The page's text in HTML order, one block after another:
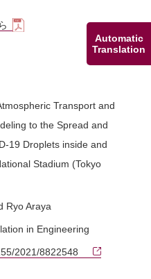
Automatic
Translation
Transport and
to the Spread and
19 Droplets inside and
Stadium (Tokyo
Ryo Araya
in Engineering
2021/8822548